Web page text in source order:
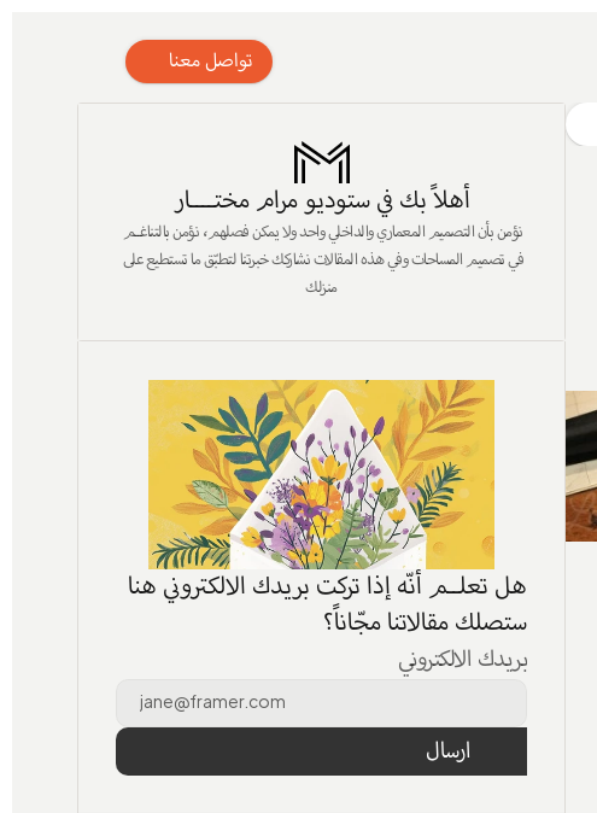
تواصل معنا
أهلاً بك في ستوديو مرام مختــــار
منزلك
ستصلك مقالاتنا مجّاناً؟
بريدك الالكتروني
ارسال